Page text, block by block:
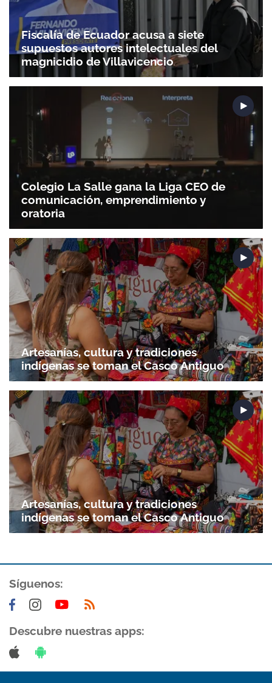
Gracias por suscribirte a nuestro boletín.
ACEPTAR
Fiscalía de Ecuador acusa a siete
supuestos autores intelectuales del
magnicidio de Villavicencio
Colegio La Salle gana la Liga CEO de
comunicación, emprendimiento y
oratoria
Artesanías, cultura y tradiciones
indígenas se toman el Casco Antiguo
Artesanías, cultura y tradiciones
indígenas se toman el Casco Antiguo
Síguenos:
Descubre nuestras apps: